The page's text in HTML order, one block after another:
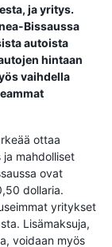
ja yritys.
Bissaussa
autoista
hintaan
vaihdella
ottaa
mahdolliset
ovat
dollaria.
yritykset
Lisämaksuja,
voidaan myös